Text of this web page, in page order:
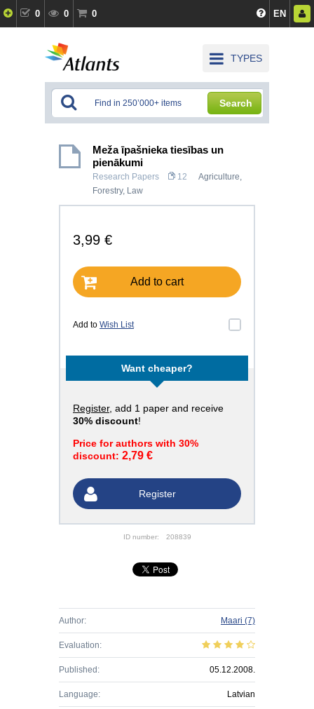
0 0 0 EN
TYPES
Search
Meža īpašnieka tiesības un
pienākumi
Research Papers 12
Agriculture,
Forestry, Law
3,99 €
Add to cart
Add to Wish List
Want cheaper?
Register, add 1 paper and receive
30% discount!
Price for authors with 30%
discount: 2,79 €
Register
ID number: 208839
Author: Maari (7)
Evaluation:
Published: 05.12.2008.
Language: Latvian